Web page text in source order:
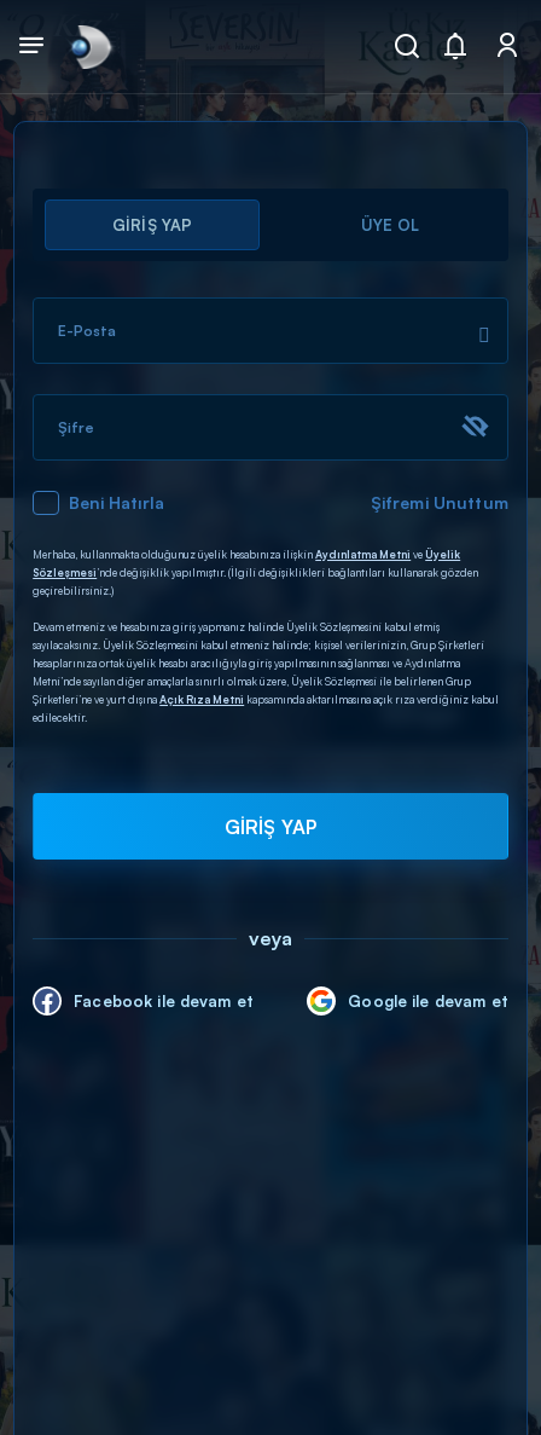
Arama
ARAMA SONUÇLARI
DİĞER SONUÇLAR
GİRİŞ YAP ÜYE OL
E-Posta
Şifre
Beni Hatırla Şifremi Unuttum
Merhaba, kullanmakta olduğunuz üyelik hesabınıza ilişkinAydınlatma Metni veÜyelik
Sözleşmesi’nde değişiklik yapılmıştır. (İlgili değişiklikleri bağlantıları kullanarak gözden
geçirebilirsiniz.)
Devam etmeniz ve hesabınıza giriş yapmanız halinde Üyelik Sözleşmesini kabul etmiş
sayılacaksınız. Üyelik Sözleşmesini kabul etmeniz halinde; kişisel verilerinizin, Grup Şirketleri
hesaplarınıza ortak üyelik hesabı aracılığıyla giriş yapılmasının sağlanması ve Aydınlatma
Metni’nde sayılan diğer amaçlarla sınırlı olmak üzere, Üyelik Sözleşmesi ile belirlenen Grup
Şirketleri’ne ve yurt dışınaAçık Rıza Metni kapsamında aktarılmasına açık rıza verdiğiniz kabul
edilecektir.
GİRİŞ YAP
veya
Facebook ile devam et Google ile devam et